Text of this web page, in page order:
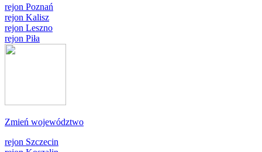
rejon Poznań
rejon Kalisz
rejon Leszno
rejon Piła
Zmień województwo
rejon Szczecin